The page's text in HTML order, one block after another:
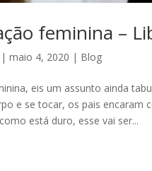
feminina –
|maio 4, 2020 | Blog
eis um assunto ainda
e se tocar, os pais encaram
está duro, esse vai ser...